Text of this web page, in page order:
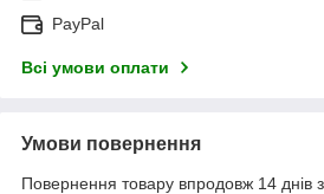
PayPal
Всі умови оплати
Умови повернення
Повернення товару впродовж 14 днів